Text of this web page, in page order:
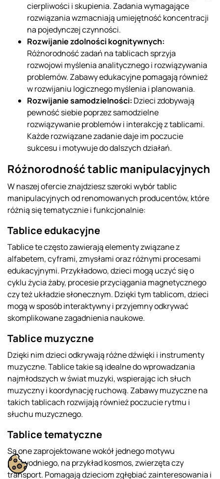
cierpliwości i skupienia. Zadania wymagające
rozwiązania wzmacniają umiejętność koncentracji
na pojedynczej czynności.
Rozwijanie zdolności kognitywnych:
Różnorodność zadań na tablicach sprzyja
rozwojowi myślenia analitycznego i rozwiązywania
problemów. Zabawy edukacyjne pomagają również
w rozwijaniu logicznego myślenia i planowania.
Rozwijanie samodzielności: Dzieci zdobywają
pewność siebie poprzez samodzielne
rozwiązywanie problemów i interakcję z tablicami.
Każde rozwiązane zadanie daje im poczucie
sukcesu i motywuje do dalszych działań.
Różnorodność tablic manipulacyjnych
W naszej ofercie znajdziesz szeroki wybór tablic
manipulacyjnych od renomowanych producentów, które
różnią się tematycznie i funkcjonalnie:
Tablice edukacyjne
Tablice te często zawierają elementy związane z
alfabetem, cyframi, zmysłami oraz różnymi procesami
edukacyjnymi. Przykładowo, dzieci mogą uczyć się o
cyklu życia żaby, procesie przyciągania magnetycznego
czy też układzie słonecznym. Dzięki tym tablicom, dzieci
mogą w sposób interaktywny i przyjemny odkrywać
skomplikowane zagadnienia naukowe.
Tablice muzyczne
Dzięki nim dzieci odkrywają różne dźwięki i instrumenty
muzyczne. Tablice takie są idealne do wprowadzania
najmłodszych w świat muzyki, wspierając ich słuch
muzyczny i koordynację ruchową. Zabawy muzyczne na
takich tablicach rozwijają również poczucie rytmu i
słuchu muzycznego.
Tablice tematyczne
Są one zaprojektowane wokół jednego motywu
przewodniego, na przykład kosmos, zwierzęta czy
transport. Pomagają dzieciom zgłębiać zainteresowania i